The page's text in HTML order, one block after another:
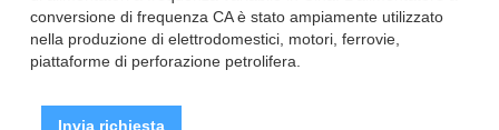
conversione di frequenza CA è stato ampiamente utilizzato
nella produzione di elettrodomestici, motori, ferrovie,
piattaforme di perforazione petrolifera.
Invia richiesta